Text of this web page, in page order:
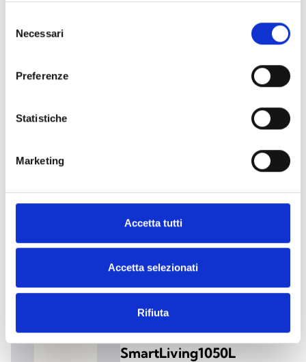
delNecessari
Preferenze
Statistiche
Marketing
Accetta tutti
Accetta selezionati
Rifiuta
Centrale anti-intrusion de 10 à 50
Centrale anti-intrusion de 10 à 50
terminaux, 10 partitions, certifiée
au degré 3
SmartLiving1050L